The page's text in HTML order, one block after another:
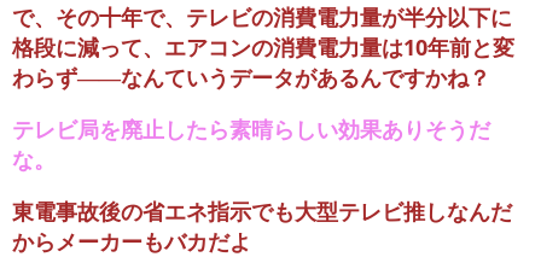
で、その十年で、テレビの消費電力量が半分以下に
格段に減って、エアコンの消費電力量は10年前と変
わらず――なんていうデータがあるんですかね？
テレビ局を廃止したら素晴らしい効果ありそうだ
な。
東電事故後の省エネ指示でも大型テレビ推しなんだ
からメーカーもバカだよ